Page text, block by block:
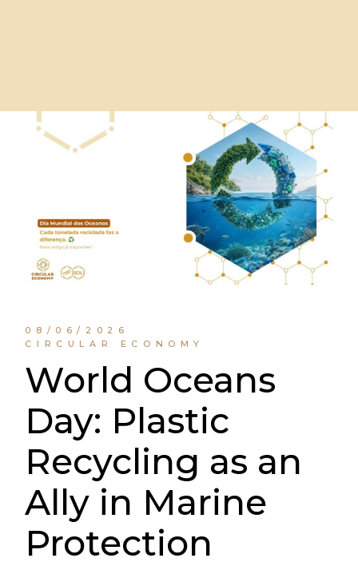
08/06/2026
CIRCULAR ECONOMY
World Oceans
Day: Plastic
Recycling as an
Ally in Marine
Protection